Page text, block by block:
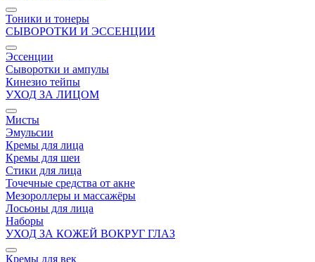
Тоники и тонеры
СЫВОРОТКИ И ЭССЕНЦИИ
Эссенции
Сыворотки и ампулы
Кинезио тейпы
УХОД ЗА ЛИЦОМ
Мисты
Эмульсии
Кремы для лица
Кремы для шеи
Стики для лица
Точечные средства от акне
Мезороллеры и массажёры
Лосьоны для лица
Наборы
УХОД ЗА КОЖЕЙ ВОКРУГ ГЛАЗ
Кремы для век